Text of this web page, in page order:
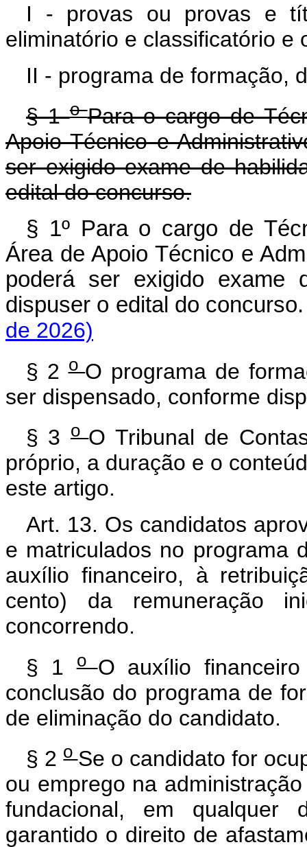
I - provas ou provas e
eliminatório e classificatório e
II - programa de formação,
§ 1oPara o cargo de
Apoio Técnico e
ser exigido exame de
edital do concurso.
§ 1º Para o cargo de
Área de Apoio Técnico e
poderá ser exigido exame
dispuser o edital do concurso.
de 2026)
§ 2o O programa de
ser dispensado, conforme
§ 3 o O Tribunal de
próprio, a duração e o
este artigo.
Art. 13. Os candidatos
e matriculados no programa
auxílio financeiro, à
cento) da remuneração
concorrendo.
§ 1o O auxílio
conclusão do programa de
de eliminação do candidato.
§ 2o Se o candidato for
ou emprego na
fundacional, em qualquer
garantido o direito de